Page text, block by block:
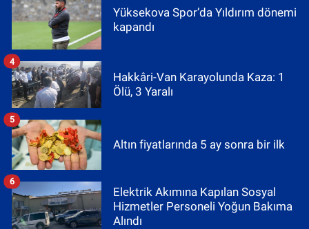
Yüksekova Spor’da Yıldırım dönemi
kapandı
Hakkâri-Van Karayolunda Kaza: 1
Ölü, 3 Yaralı
4
Altın fiyatlarında 5 ay sonra bir ilk
5
Elektrik Akımına Kapılan Sosyal
Hizmetler Personeli Yoğun Bakıma
Alındı
6